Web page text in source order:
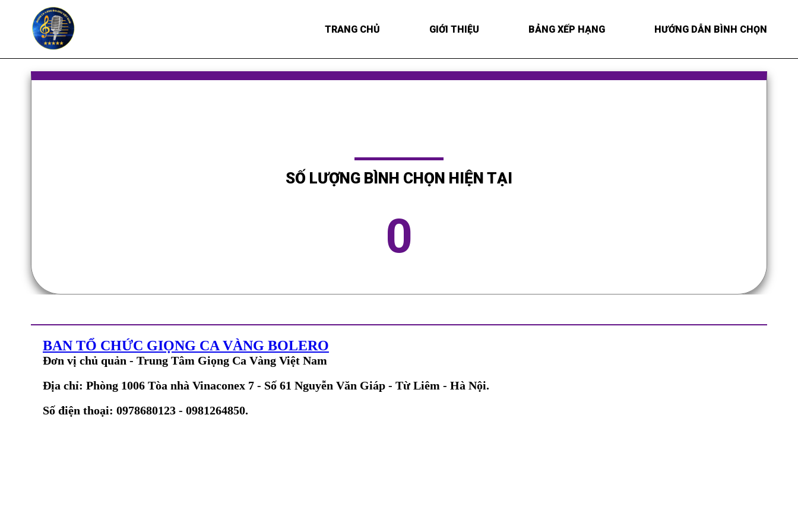
TRANG CHỦ GIỚI THIỆU BẢNG XẾP HẠNG HƯỚNG DẪN BÌNH CHỌN
SỐ LƯỢNG BÌNH CHỌN HIỆN TẠI
0
BAN TỔ CHỨC GIỌNG CA VÀNG BOLERO
Đơn vị chủ quản - Trung Tâm Giọng Ca Vàng Việt Nam
Địa chỉ: Phòng 1006 Tòa nhà Vinaconex 7 - Số 61 Nguyễn Văn Giáp - Từ Liêm - Hà Nội.
Số điện thoại: 0978680123 - 0981264850.